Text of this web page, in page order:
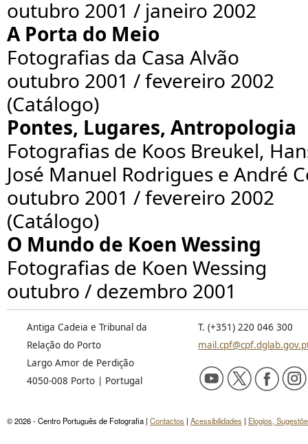
outubro 2001 / janeiro 2002
A Porta do Meio
Fotografias da Casa Alvão
outubro 2001 / fevereiro 2002
(Catálogo)
Pontes, Lugares, Antropologia
Fotografias de Koos Breukel,
José Manuel Rodrigues e André
outubro 2001 / fevereiro 2002
(Catálogo)
O Mundo de Koen Wessing
Fotografias de Koen Wessing
outubro / dezembro 2001
Antiga Cadeia e Tribunal da
Relação do Porto
Largo Amor de Perdição
4050-008 Porto | Portugal
T. (+351) 220 046 300
© 2026 - Centro Português de Fotografia | Contactos | Acessibilidades | Elogios,